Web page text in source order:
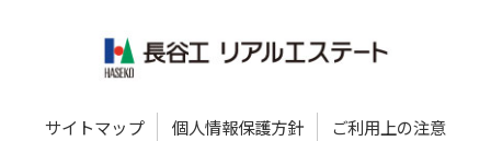
サイトマップ 個人情報保護方針
ご利用上の注意